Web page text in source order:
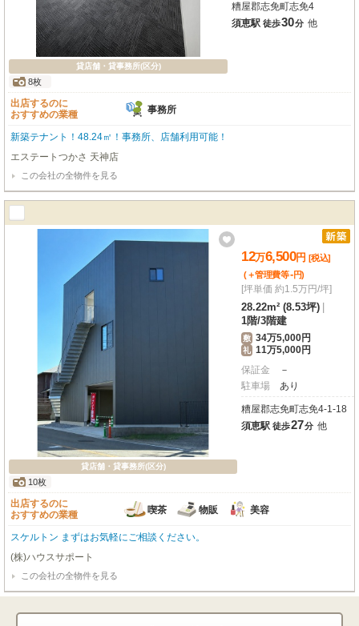
貸店舗・貸事務所(区分)
8枚
糟屋郡志免町志免4
須恵駅 徒歩30分 他
出店するのに
おすすめの業種
事務所
新築テナント！48.24㎡！事務所、店舗利用可能！
エステートつかさ 天神店
この会社の全物件を見る
貸店舗・貸事務所(区分)
10枚
12万6,500円 [税込]
(＋管理費等-円)
[坪単価 約1.5万円/坪]
28.22m² (8.53坪)
1階/3階建
敷 34万5,000円
礼 11万5,000円
保証金
－
駐車場
あり
糟屋郡志免町志免4-1-18
須恵駅 徒歩27分 他
出店するのに
おすすめの業種
喫茶 物販 美容
スケルトン まずはお気軽にご相談ください。
(株)ハウスサポート
この会社の全物件を見る